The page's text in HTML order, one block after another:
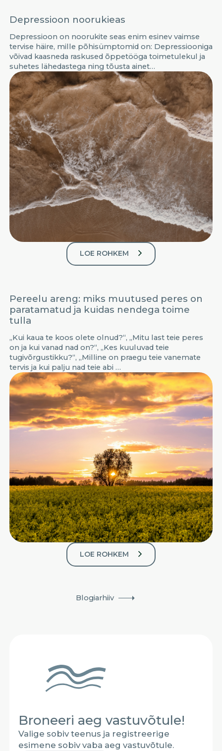
LOE ROHKEM
Depressioon noorukieas
Depressioon on noorukite seas enim esinev vaimse
tervise häire, mille põhisümptomid on: Depressiooniga
võivad kaasneda raskused õppetööga toimetulekul ja
suhetes lähedastega ning tõusta ainet…
LOE ROHKEM
Pereelu areng: miks muutused peres on
paratamatud ja kuidas nendega toime
tulla
„Kui kaua te koos olete olnud?“, „Mitu last teie peres
on ja kui vanad nad on?“, „Kes kuuluvad teie
tugivõrgustikku?“, „Milline on praegu teie vanemate
tervis ja kui palju nad teie abi …
Blogiarhiiv
Broneeri aeg vastuvõtule!
Valige sobiv teenus ja registreerige
esimene sobiv vaba aeg vastuvõtule.